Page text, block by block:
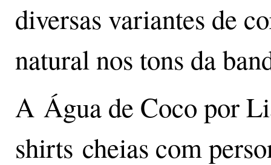
diversas variantes de
natural nos tons da
A Água de Coco por
shirts cheias com